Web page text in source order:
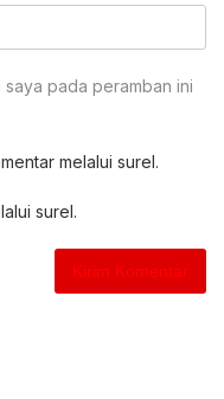
saya pada peramban ini
melalui surel.
surel.